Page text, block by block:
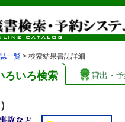
一覧 > 検索結果書誌詳細
ろいろ検索 貸出・